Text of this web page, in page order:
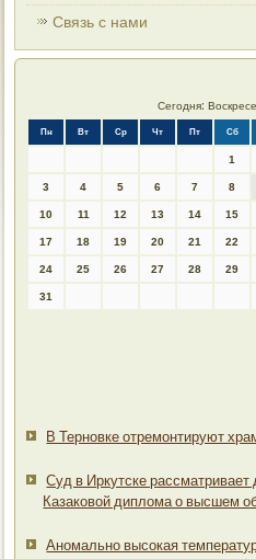
Связь с нами
Сегодня:
Пн Вт Ср Чт Пт Сб
1
3 4 5 6 7 8
10 11 12 13 14 15
17 18 19 20 21 22
24 25 26 27 28 29
31
В Терновке отремонтируют
Суд в Иркутске
Казаковой диплома о высшем
Аномально высокая